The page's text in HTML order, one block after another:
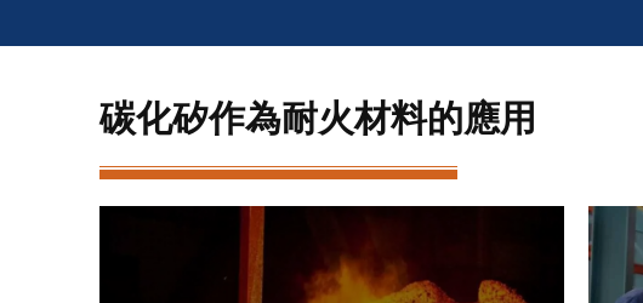
碳化矽作為耐火材料的應用